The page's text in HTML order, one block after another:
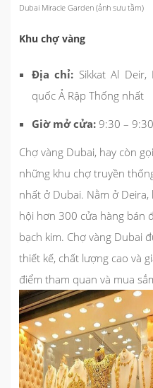
Dubai Miracle Garden (ảnh sưu tầm)
Khu chợ vàng
Địa chỉ: Sikkat Al Deir,
quốc Ả Rập Thống nhất
Giờ mở cửa: 9:30 –
Chợ vàng Dubai, hay còn
những khu chợ truyền
nhất ở Dubai. Nằm ở
hội hơn 300 cửa hàng bán
bạch kim. Chợ vàng Dubai
thiết kế, chất lượng cao và
điểm tham quan và mua